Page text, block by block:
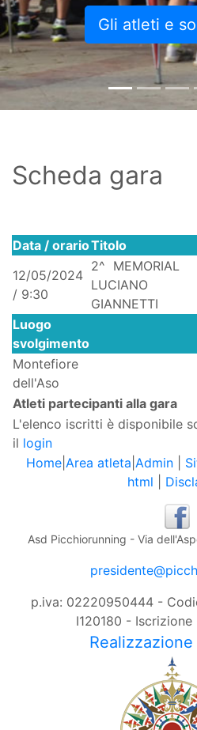
Gli atleti e
Scheda gara
Data / orarioTitolo
12/05/2024
/ 9:30
2^ MEMORIAL
LUCIANO
GIANNETTI
Luogo
svolgimento
Montefiore
dell'Aso
Atleti partecipanti alla gara
L'elenco iscritti è disponibile
il login
Home Area atleta Admin
html
Asd Picchiorunning - Via
p.iva: 02220950444 -
I120180 -